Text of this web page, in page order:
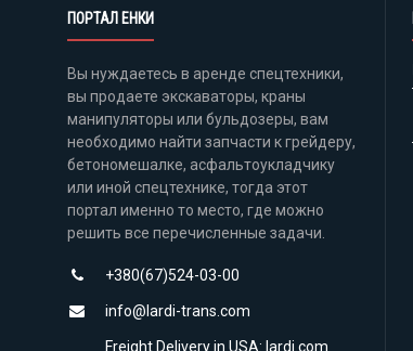
ПОРТАЛ ЕНКИ
Вы нуждаетесь в аренде спецтехники,
вы продаете экскаваторы, краны
манипуляторы или бульдозеры, вам
необходимо найти запчасти к грейдеру,
бетономешалке, асфальтоукладчику
или иной спецтехнике, тогда этот
портал именно то место, где можно
решить все перечисленные задачи.
+380(67)524-03-00
info@lardi-trans.com
Freight Delivery in USA: lardi.com